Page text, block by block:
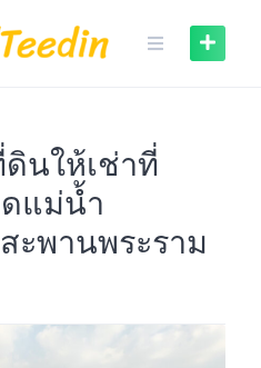
นให้เช่าที่
แม่น้ำ
ะพานพระราม